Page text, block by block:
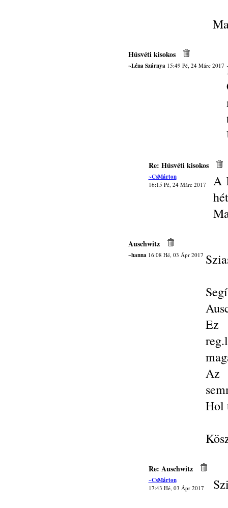
Húsvéti kisokos
~Léna Szárnya15:49 Pé, 24 Márc 2017
Re: Húsvéti kisokos
~CsMárton
16:15 Pé, 24 Márc 2017
A
Auschwitz
~hanna16:08 Hé, 03 Ápr 2017
Ez
Az
Hol
Re: Auschwitz
~CsMárton
17:43 Hé, 03 Ápr 2017